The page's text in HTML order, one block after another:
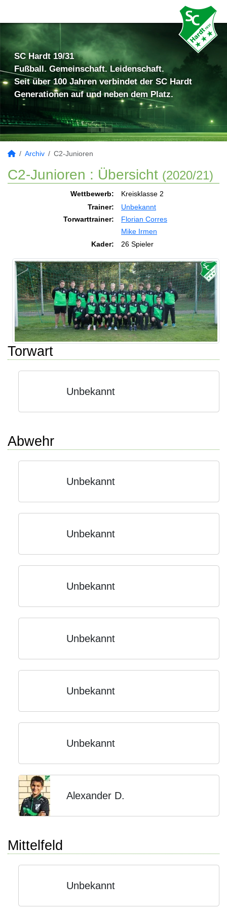
SC Hardt 19/31
Fußball. Gemeinschaft. Leidenschaft.
Seit über 100 Jahren verbindet der SC Hardt
Generationen auf und neben dem Platz.
Archiv C2-Junioren
C2-Junioren : Übersicht (2020/21)
Wettbewerb:
Kreisklasse 2
Trainer:
Unbekannt
Torwarttrainer:
Florian Corres
Mike Irmen
Kader:
26 Spieler
Torwart
Unbekannt
Abwehr
Unbekannt
Unbekannt
Unbekannt
Unbekannt
Unbekannt
Unbekannt
Alexander D.
Mittelfeld
Unbekannt